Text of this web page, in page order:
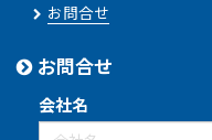
お問合せ
お問合せ
会社名